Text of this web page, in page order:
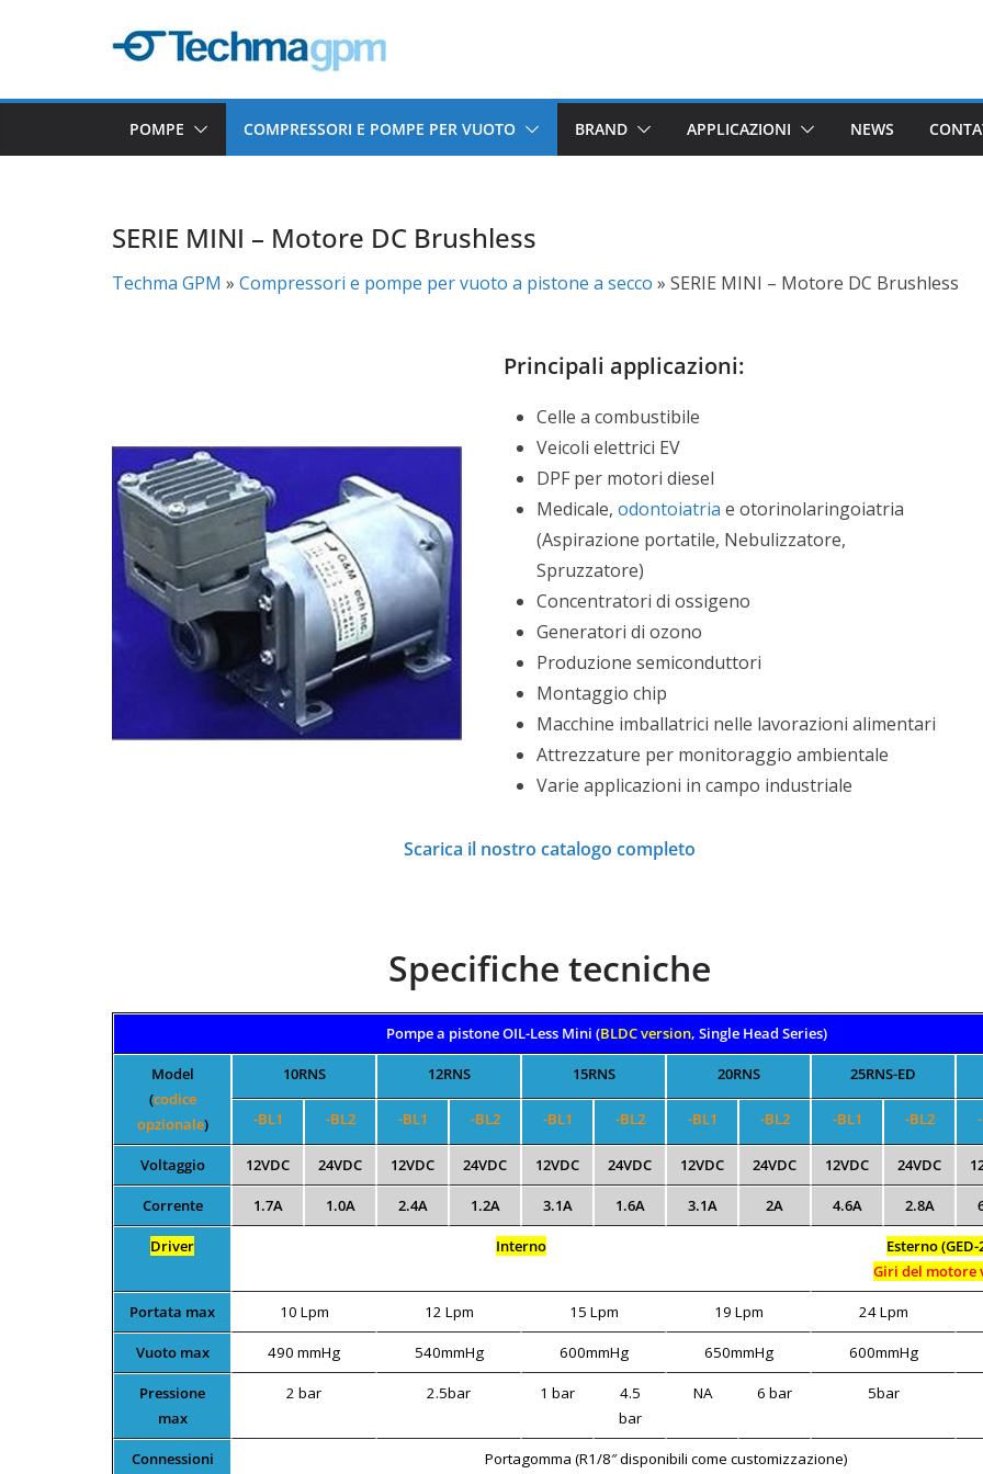
POMPE COMPRESSORI E POMPE PER VUOTO BRAND APPLICAZIONI NEWS
SERIE MINI – Motore DC Brushless
Techma GPM » Compressori e pompe per vuoto a pistone a secco » SERIE MINI – Motore DC Brushless
Principali applicazioni:
Celle a combustibile
Veicoli elettrici EV
DPF per motori diesel
Medicale, odontoiatria e otorinolaringoiatria
(Aspirazione portatile, Nebulizzatore,
Spruzzatore)
Concentratori di ossigeno
Generatori di ozono
Produzione semiconduttori
Montaggio chip
Macchine imballatrici nelle lavorazioni alimentari
Attrezzature per monitoraggio ambientale
Varie applicazioni in campo industriale
Scarica il nostro catalogo completo
Specifiche tecniche
Pompe a pistone OIL-Less Mini (BLDC version, Single Head Series)
Model
(codice
opzionale)
10RNS 12RNS 15RNS 20RNS 25RNS-ED
-BL1 -BL2 -BL1 -BL2 -BL1 -BL2 -BL1 -BL2 -BL1 -BL2
Voltaggio 12VDC 24VDC 12VDC 24VDC 12VDC 24VDC 12VDC 24VDC 12VDC 24VDC
Corrente 1.7A 1.0A 2.4A 1.2A 3.1A 1.6A 3.1A 2A 4.6A 2.8A
Driver Interno
Esterno (GED-
Giri del
Portata max 10 Lpm 12 Lpm 15 Lpm 19 Lpm 24 Lpm
Vuoto max 490 mmHg 540mmHg 600mmHg 650mmHg 600mmHg
Pressione
max
2 bar 2.5bar 1 bar
4.5
bar
NA 6 bar 5bar
Connessioni Portagomma (R1/8″ disponibili come customizzazione)